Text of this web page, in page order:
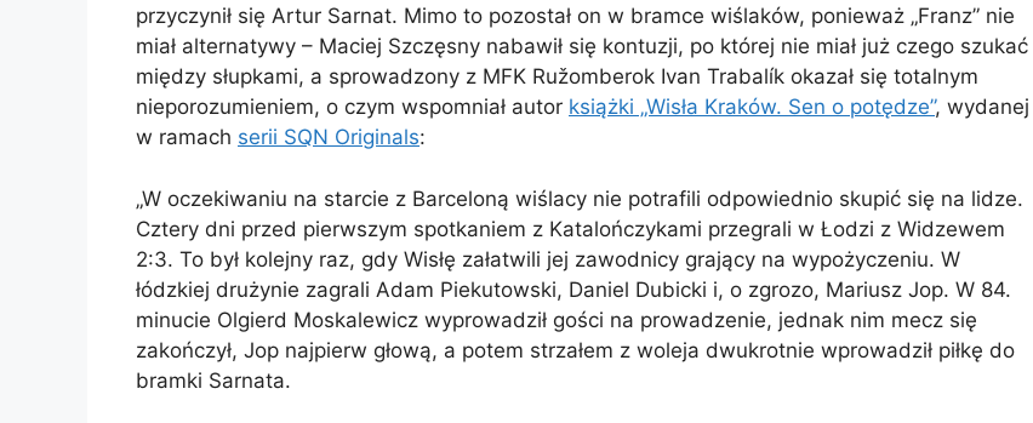
przyczynił się Artur Sarnat. Mimo to pozostał on w bramce wiślaków, ponieważ „Franz” nie
miał alternatywy – Maciej Szczęsny nabawił się kontuzji, po której nie miał już czego szukać
między słupkami, a sprowadzony z MFK Ružomberok Ivan Trabalík okazał się totalnym
nieporozumieniem, o czym wspomniał autor książki „Wisła Kraków. Sen o potędze”, wydanej
w ramach serii SQN Originals:
„W oczekiwaniu na starcie z Barceloną wiślacy nie potrafili odpowiednio skupić się na lidze.
Cztery dni przed pierwszym spotkaniem z Katalończykami przegrali w Łodzi z Widzewem
2:3. To był kolejny raz, gdy Wisłę załatwili jej zawodnicy grający na wypożyczeniu. W
łódzkiej drużynie zagrali Adam Piekutowski, Daniel Dubicki i, o zgrozo, Mariusz Jop. W 84.
minucie Olgierd Moskalewicz wyprowadził gości na prowadzenie, jednak nim mecz się
zakończył, Jop najpierw głową, a potem strzałem z woleja dwukrotnie wprowadził piłkę do
bramki Sarnata.